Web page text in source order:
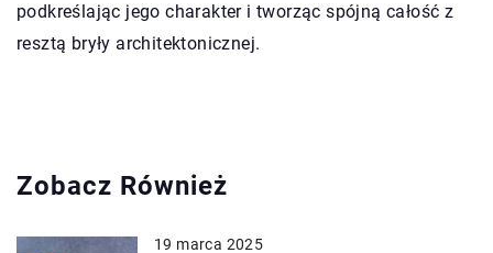
podkreślając jego charakter i tworząc spójną całość z
resztą bryły architektonicznej.
Zobacz Również
19 marca 2025